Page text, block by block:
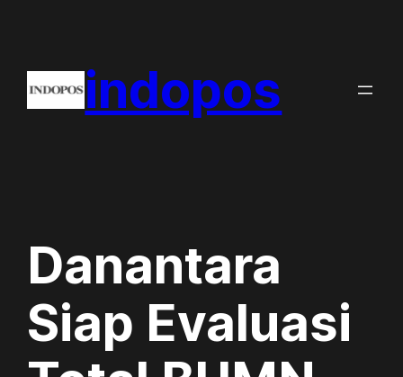
content
indopos
Danantara
Siap Evaluasi